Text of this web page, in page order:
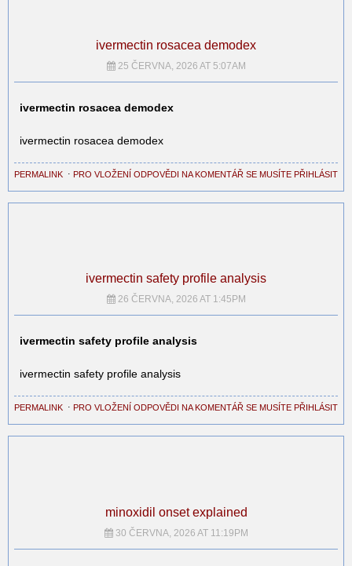
ivermectin rosacea demodex
25 ČERVNA, 2026 AT 5:07AM
ivermectin rosacea demodex
ivermectin rosacea demodex
PERMALINK ⋅ PRO VLOŽENÍ ODPOVĚDI NA KOMENTÁŘ SE MUSÍTE PŘIHLÁSIT
ivermectin safety profile analysis
26 ČERVNA, 2026 AT 1:45PM
ivermectin safety profile analysis
ivermectin safety profile analysis
PERMALINK ⋅ PRO VLOŽENÍ ODPOVĚDI NA KOMENTÁŘ SE MUSÍTE PŘIHLÁSIT
minoxidil onset explained
30 ČERVNA, 2026 AT 11:19PM